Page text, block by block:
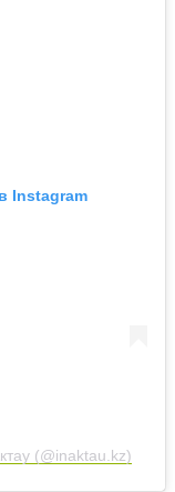
Instagram
(@inaktau.kz)